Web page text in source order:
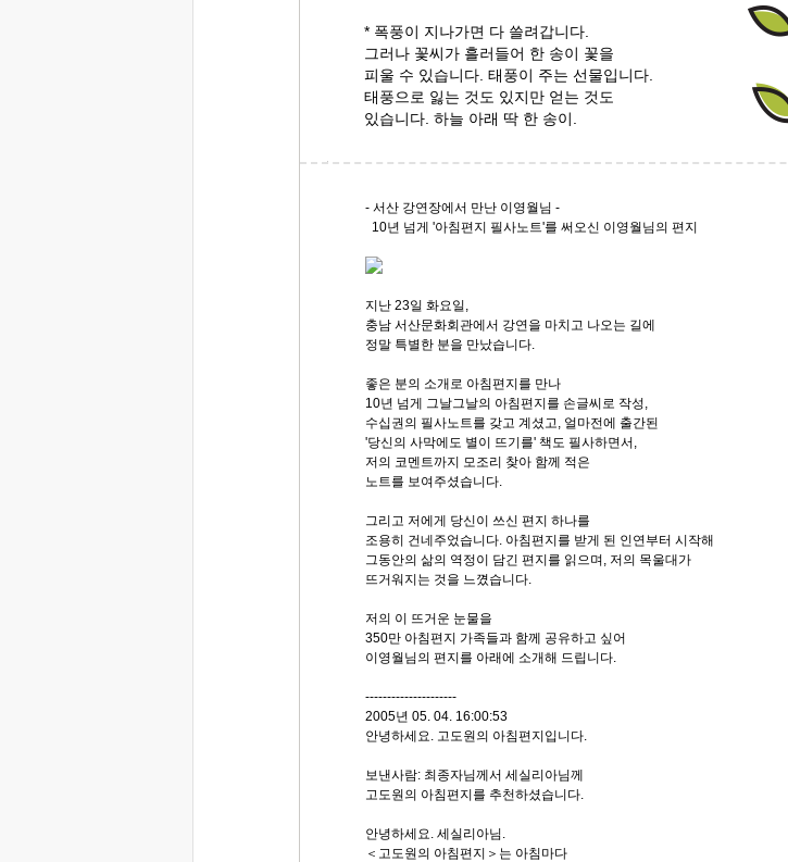
* 폭풍이 지나가면 다 쓸려갑니다.
그러나 꽃씨가 흘러들어 한 송이 꽃을
피울 수 있습니다. 태풍이 주는 선물입니다.
태풍으로 잃는 것도 있지만 얻는 것도
있습니다. 하늘 아래 딱 한 송이.
- 서산 강연장에서 만난 이영월님 -
10년 넘게 '아침편지 필사노트'를 써오신 이영월님의 편지
지난 23일 화요일,
충남 서산문화회관에서 강연을 마치고 나오는 길에
정말 특별한 분을 만났습니다.
좋은 분의 소개로 아침편지를 만나
10년 넘게 그날그날의 아침편지를 손글씨로 작성,
수십권의 필사노트를 갖고 계셨고, 얼마전에 출간된
'당신의 사막에도 별이 뜨기를' 책도 필사하면서,
저의 코멘트까지 모조리 찾아 함께 적은
노트를 보여주셨습니다.
그리고 저에게 당신이 쓰신 편지 하나를
조용히 건네주었습니다. 아침편지를 받게 된 인연부터 시작해
그동안의 삶의 역정이 담긴 편지를 읽으며, 저의 목울대가
뜨거워지는 것을 느꼈습니다.
저의 이 뜨거운 눈물을
350만 아침편지 가족들과 함께 공유하고 싶어
이영월님의 편지를 아래에 소개해 드립니다.
---------------------
2005년 05. 04. 16:00:53
안녕하세요. 고도원의 아침편지입니다.
보낸사람: 최종자님께서 세실리아님께
고도원의 아침편지를 추천하셨습니다.
안녕하세요. 세실리아님.
＜고도원의 아침편지＞는 아침마다